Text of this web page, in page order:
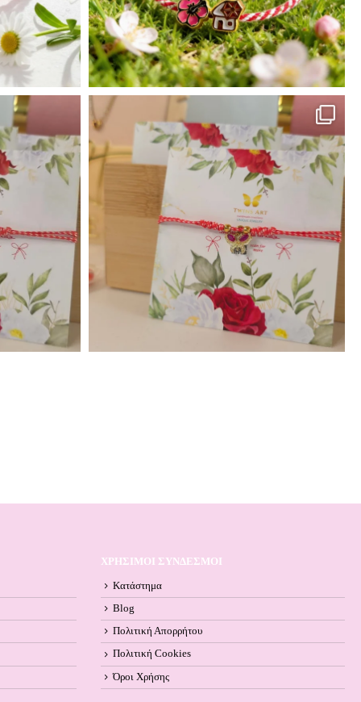
ΧΡΗΣΙΜΟΙ ΣΥΝΔΕΣΜΟΙ
Κατάστημα
Blog
Πολιτική Απορρήτου
Πολιτική Cookies
Όροι Xρήσης